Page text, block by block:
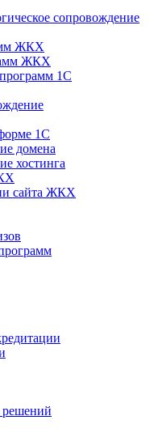
сопровождение
ЖКХ
ЖКХ
1С
1С
домена
хостинга
сайта ЖКХ